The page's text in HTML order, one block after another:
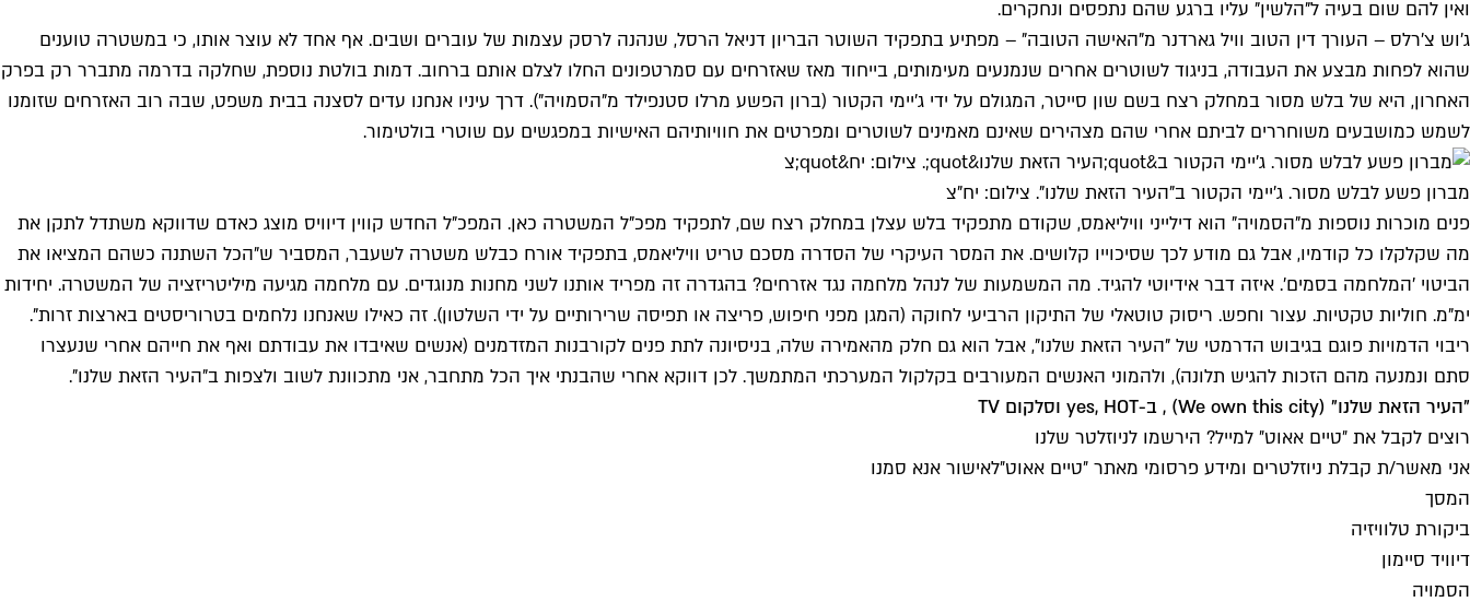
ואין להם שום בעיה ל"הלשין" עליו ברגע שהם נתפסים ונחקרים.
ג'וש צ'רלס – העורך דין הטוב וויל גארדנר מ"האישה הטובה" – מפתיע בתפקיד השוטר הבריון דניאל הרסל, שנהנה לרסק עצמות של עוברים ושבים. אף אחד לא עוצר אותו, כי במשטרה טוענים
שהוא לפחות מבצע את העבודה, בניגוד לשוטרים אחרים שנמנעים מעימותים, בייחוד מאז שאזרחים עם סמרטפונים החלו לצלם אותם ברחוב. דמות בולטת נוספת, שחלקה בדרמה מתברר רק בפרק
האחרון, היא של בלש מסור במחלק רצח בשם שון סייטר, המגולם על ידי ג'יימי הקטור (ברון הפשע מרלו סטנפילד מ"הסמויה"). דרך עיניו אנחנו עדים לסצנה בבית משפט, שבה רוב האזרחים שזומנו
לשמש כמושבעים משוחררים לביתם אחרי שהם מצהירים שאינם מאמינים לשוטרים ומפרטים את חוויותיהם האישיות במפגשים עם שוטרי בולטימור.
מברון פשע לבלש מסור. ג'יימי הקטור ב"העיר הזאת שלנו". צילום: יח"צ
פנים מוכרות נוספות מ"הסמויה" הוא דילייני וויליאמס, שקודם מתפקיד בלש עצלן במחלק רצח שם, לתפקיד מפכ"ל המשטרה כאן. המפכ"ל החדש קווין דיוויס מוצג כאדם שדווקא משתדל לתקן את
מה שקלקלו כל קודמיו, אבל גם מודע לכך שסיכוייו קלושים. את המסר העיקרי של הסדרה מסכם טריט וויליאמס, בתפקיד אורח כבלש משטרה לשעבר, המסביר ש"הכל השתנה כשהם המציאו את
הביטוי 'המלחמה בסמים'. איזה דבר אידיוטי להגיד. מה המשמעות של לנהל מלחמה נגד אזרחים? בהגדרה זה מפריד אותנו לשני מחנות מנוגדים. עם מלחמה מגיעה מיליטריזציה של המשטרה. יחידות
ימ"מ. חוליות טקטיות. עצור וחפש. ריסוק טוטאלי של התיקון הרביעי לחוקה (המגן מפני חיפוש, פריצה או תפיסה שרירותיים על ידי השלטון). זה כאילו שאנחנו נלחמים בטרוריסטים בארצות זרות".
ריבוי הדמויות פוגם בגיבוש הדרמטי של "העיר הזאת שלנו", אבל הוא גם חלק מהאמירה שלה, בניסיונה לתת פנים לקורבנות המזדמנים (אנשים שאיבדו את עבודתם ואף את חייהם אחרי שנעצרו
סתם ונמנעה מהם הזכות להגיש תלונה), ולהמוני האנשים המעורבים בקלקול המערכתי המתמשך. לכן דווקא אחרי שהבנתי איך הכל מתחבר, אני מתכוונת לשוב ולצפות ב"העיר הזאת שלנו".
"העיר הזאת שלנו" (We own this city) , ב-yes, HOT וסלקום TV
רוצים לקבל את ״טיים אאוט״ למייל? הירשמו לניוזלטר שלנו
אני מאשר/ת קבלת ניוזלטרים ומידע פרסומי מאתר ״טיים אאוט״לאישור אנא סמנו
המסך
ביקורת טלוויזיה
דיוויד סיימון
הסמויה